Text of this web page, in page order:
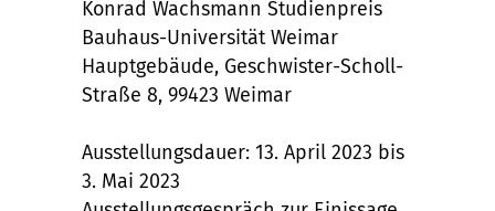
Konrad Wachsmann Studienpreis
Bauhaus-Universität Weimar
Hauptgebäude, Geschwister-Scholl-
Straße 8, 99423 Weimar
Ausstellungsdauer: 13. April 2023 bis
3. Mai 2023